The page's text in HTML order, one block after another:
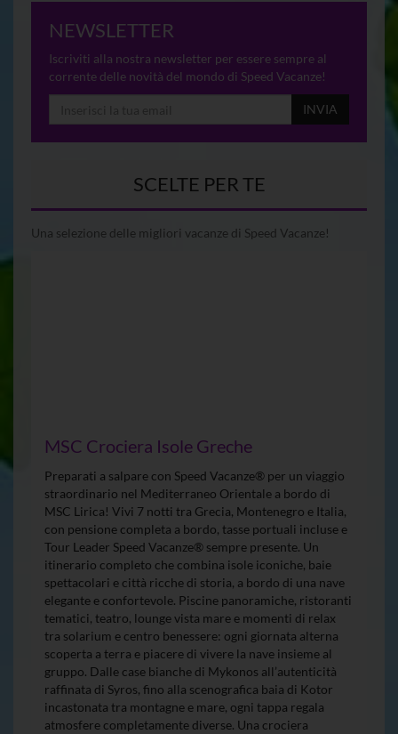
NEWSLETTER
Iscriviti alla nostra newsletter per essere sempre al
corrente delle novità del mondo di Speed Vacanze!
INVIA
SCELTE PER TE
Una selezione delle migliori vacanze di Speed Vacanze!
MSC Crociera Isole Greche
Preparati a salpare con Speed Vacanze® per un viaggio
straordinario nel Mediterraneo Orientale a bordo di
MSC Lirica! Vivi 7 notti tra Grecia, Montenegro e Italia,
con pensione completa a bordo, tasse portuali incluse e
Tour Leader Speed Vacanze® sempre presente. Un
itinerario completo che combina isole iconiche, baie
spettacolari e città ricche di storia, a bordo di una nave
elegante e confortevole. Piscine panoramiche, ristoranti
tematici, teatro, lounge vista mare e momenti di relax
tra solarium e centro benessere: ogni giornata alterna
scoperta a terra e piacere di vivere la nave insieme al
gruppo. Dalle case bianche di Mykonos all’autenticità
raffinata di Syros, fino alla scenografica baia di Kotor
incastonata tra montagne e mare, ogni tappa regala
atmosfere completamente diverse. Una crociera